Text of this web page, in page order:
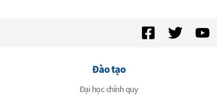
Đào tạo
Đại học chính quy